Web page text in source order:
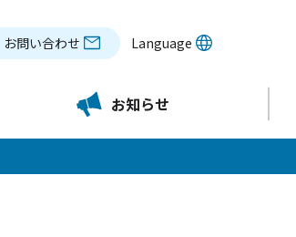
お問い合わせ Language
お知らせ